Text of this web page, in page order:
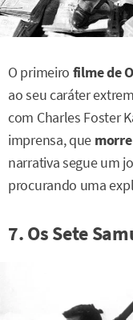
O primeiro filme de
ao seu caráter
com Charles Foster
imprensa, que
narrativa segue um
procurando uma
7. Os Sete